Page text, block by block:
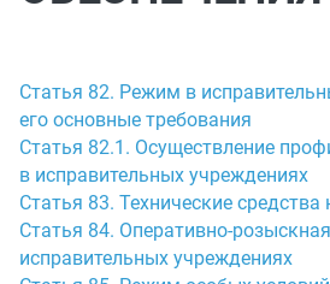
Статья 82. Режим в
его основные требования
Статья 82.1. Осуществление
в исправительных учреждениях
Статья 83. Технические
Статья 84. Оперативно-
исправительных учреждениях